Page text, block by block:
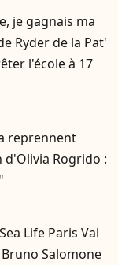
je gagnais ma
Ryder de la Pat'
l'école à 17
reprennent
d'Olivia Rogrido :
Life Paris Val
Salomone